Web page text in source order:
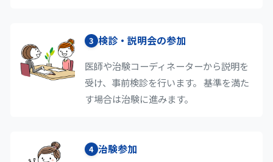
3 検診・説明会の参加
医師や治験コーディネーターから説明を
受け、事前検診を行います。 基準を満た
す場合は治験に進みます。
4 治験参加